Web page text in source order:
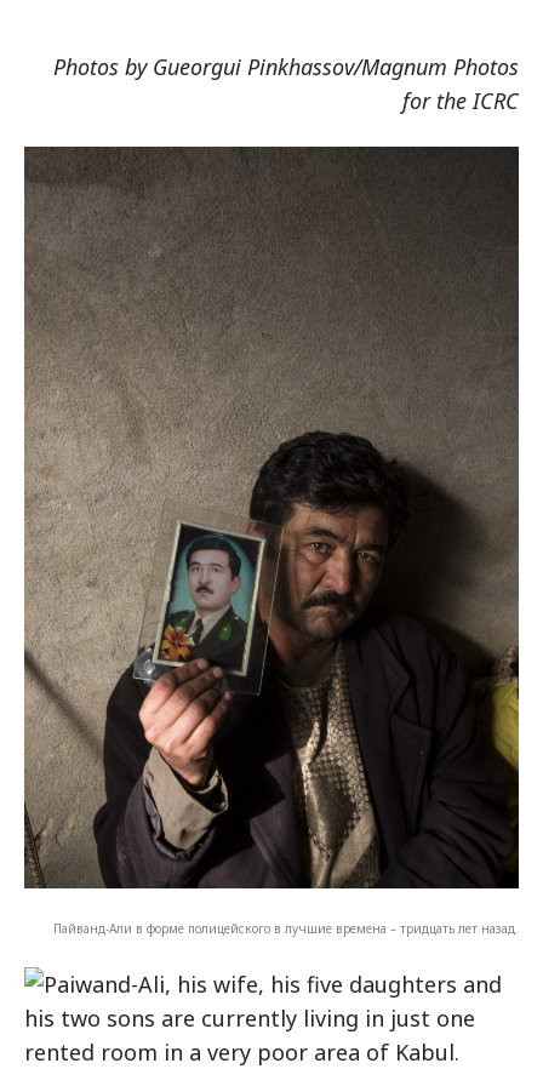
Photos by Gueorgui Pinkhassov/Magnum Photos
for the ICRC
Пайванд-Али в форме полицейского в лучшие времена – тридцать лет назад.